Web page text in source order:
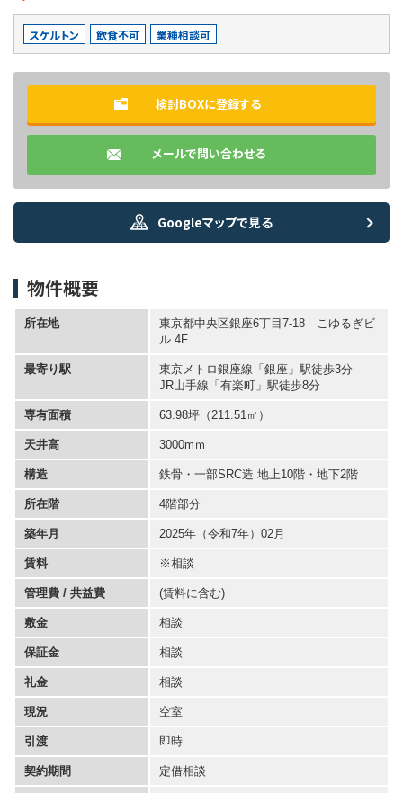
スケルトン 飲食不可 業種相談可
検討BOXに登録する
メールで問い合わせる
Googleマップで見る
物件概要
所在地
東京都中央区銀座6丁目7-18 こゆるぎビ
ル 4F
最寄り駅
東京メトロ銀座線「銀座」駅徒歩3分
JR山手線「有楽町」駅徒歩8分
専有面積 63.98坪 （211.51㎡）
天井高 3000mｍ
構造 鉄骨・一部SRC造 地上10階・地下2階
所在階 4階部分
築年月 2025年（令和7年）02月
賃料 ※相談
管理費 / 共益費 (賃料に含む)
敷金 相談
保証金 相談
礼金 相談
現況 空室
引渡 即時
契約期間 定借相談